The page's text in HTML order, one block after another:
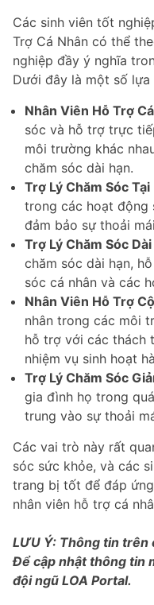
Các sinh viên tốt
Trợ Cá Nhân có thể
nghiệp đầy ý nghĩa
Dưới đây là một số lựa
Nhân Viên Hỗ Trợ
sóc và hỗ trợ trực
môi trường khác
chăm sóc dài hạn.
Trợ Lý Chăm Sóc Tại
trong các hoạt động
đảm bảo sự thoải
Trợ Lý Chăm Sóc
chăm sóc dài hạn,
sóc cá nhân và các
Nhân Viên Hỗ Trợ
nhân trong các môi
hỗ trợ với các thách
nhiệm vụ sinh hoạt
Trợ Lý Chăm Sóc
gia đình họ trong
trung vào sự thoải
Các vai trò này rất
sóc sức khỏe, và các
trang bị tốt để đáp
nhân viên hỗ trợ cá
LƯU Ý: Thông tin trên
Để cập nhật thông tin
đội ngũ LOA Portal.